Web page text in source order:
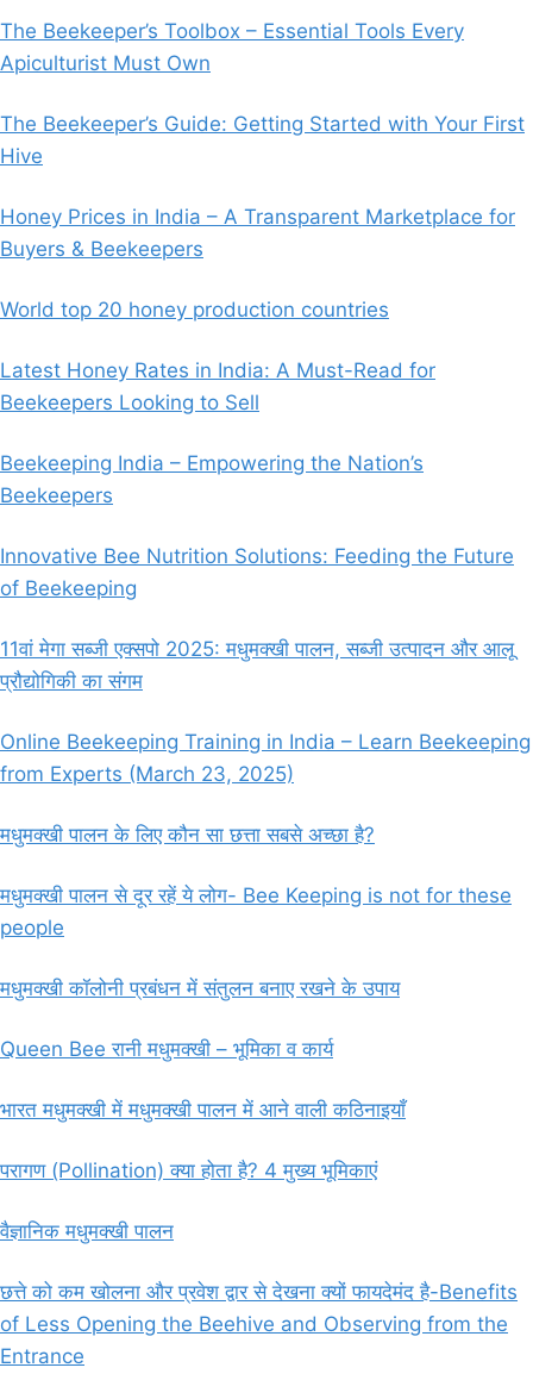
The Beekeeper’s Toolbox – Essential Tools Every
Apiculturist Must Own
The Beekeeper’s Guide: Getting Started with Your First
Hive
Honey Prices in India – A Transparent Marketplace for
Buyers & Beekeepers
World top 20 honey production countries
Latest Honey Rates in India: A Must-Read for
Beekeepers Looking to Sell
Beekeeping India – Empowering the Nation’s
Beekeepers
Innovative Bee Nutrition Solutions: Feeding the Future
of Beekeeping
11वां मेगा सब्जी एक्सपो 2025: मधुमक्खी पालन, सब्जी उत्पादन और आलू
प्रौद्योगिकी का संगम
Online Beekeeping Training in India – Learn Beekeeping
from Experts (March 23, 2025)
मधुमक्खी पालन के लिए कौन सा छत्ता सबसे अच्छा है?
मधुमक्खी पालन से दूर रहें ये लोग- Bee Keeping is not for these
people
मधुमक्खी कॉलोनी प्रबंधन में संतुलन बनाए रखने के उपाय
Queen Bee रानी मधुमक्खी – भूमिका व कार्य
भारत मधुमक्खी में मधुमक्खी पालन में आने वाली कठिनाइयाँ
परागण (Pollination) क्या होता है? 4 मुख्य भूमिकाएं
वैज्ञानिक मधुमक्खी पालन
छत्ते को कम खोलना और प्रवेश द्वार से देखना क्यों फायदेमंद है-Benefits
of Less Opening the Beehive and Observing from the
Entrance